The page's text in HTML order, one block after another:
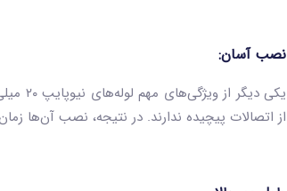
نصب آسان:
یکی
از اتصالات پیچیده ندارند. در نتیجه، نصب آن‌ها